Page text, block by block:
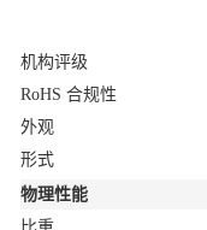
机构评级
RoHS 合规性
外观
形式
物理性能